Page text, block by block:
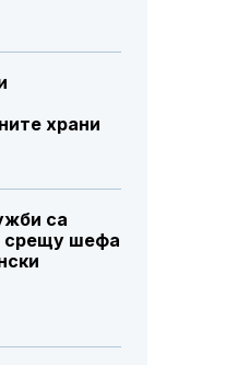
храни
са
срещу шефа